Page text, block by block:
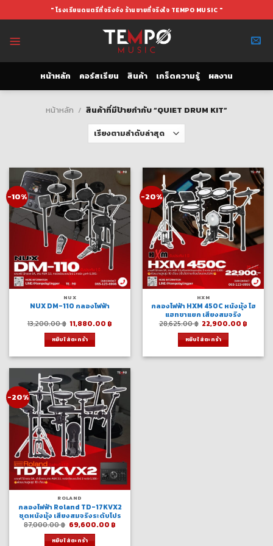
to
" โรงเรียนดนตรีที่จริงจัง ร้านขายที่จริงใจ TEMPO MUSIC "
หน้าหลัก คอร์สเรียน สินค้า เกร็ดความรู้ ผลงาน
หน้าหลัก / สินค้าที่มีป้ายกำกับ “QUIET DRUM KIT”
-10%
NUX
NUX DM-110 กลองไฟฟ้า
13,200.00฿ Original
price
was:
13,200.00 ฿.
11,880.00 ฿
หยิบใส่ตะกร้า
-20%
HXM
กลองไฟฟ้า HXM 450C หนังมุ้ง ไฮ
แฮทขาแยก เสียงสมจริง
28,625.00฿ Original
price
was:
28,625.00 ฿.
22,900.00 ฿
หยิบใส่ตะกร้า
-20%
ROLAND
กลองไฟฟ้า Roland TD-17KVX2
ชุดหนังมุ้ง เสียงสมจริงระดับโปร
87,000.00฿ Original
price
was:
87,000.00 ฿.
69,600.00 ฿Current
หยิบใส่ตะกร้า